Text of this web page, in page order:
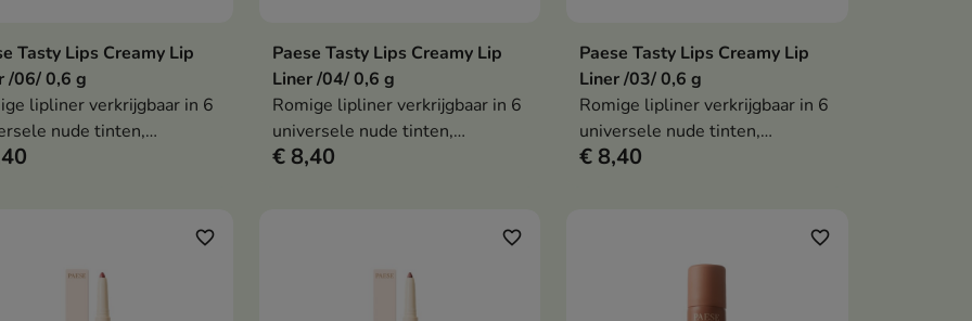
In winkelwagen
Tasty Lips Creamy Lip
/06/ 0,6 g
lipliner verkrijgbaar in 6
nude tinten,
je de lipcontouren
In winkelwagen
Paese Tasty Lips Creamy Lip
Liner /04/ 0,6 g
Romige lipliner verkrijgbaar in 6
universele nude tinten,
waarmee je de lipcontouren
€ 8,40
In winkelwagen
Paese Tasty Lips Creamy Lip
Liner /03/ 0,6 g
Romige lipliner verkrijgbaar in 6
universele nude tinten,
waarmee je de lipcontouren
€ 8,40
favorite_border favorite_border favorite_border